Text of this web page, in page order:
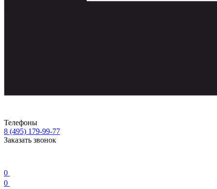
Телефоны
8 (495) 179-99-77
Заказать звонок
0
0